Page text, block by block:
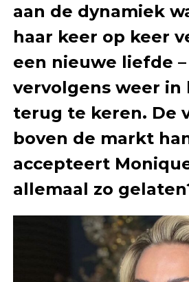
aan de dynamiek
haar keer op keer
een nieuwe liefde
vervolgens weer in
terug te keren. De
boven de markt
accepteert
allemaal zo